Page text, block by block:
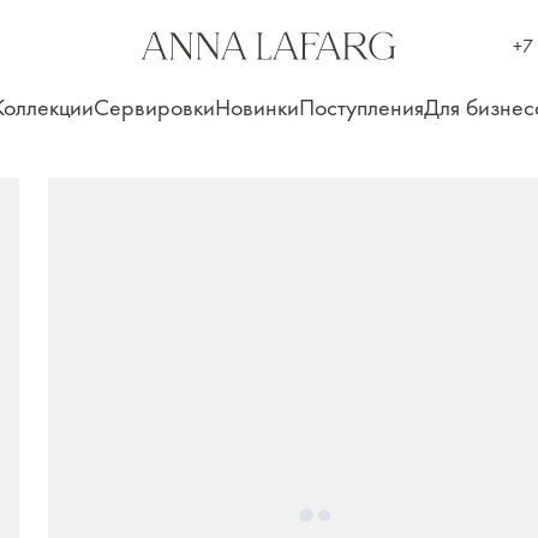
СервировкиНовинкиПоступленияДля